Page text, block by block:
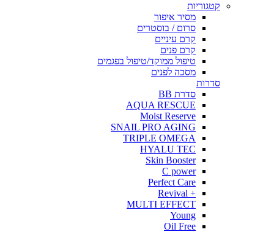
קטגוריות
מסיר איפור
סרום / בוסטרים
קרם עיניים
קרם פנים
טיפול ממוקד/טיפול בפגמים
מסכה לפנים
סדרות
סדרת BB
AQUA RESCUE
Moist Reserve
SNAIL PRO AGING
TRIPLE OMEGA
HYALU TEC
Skin Booster
C power
Perfect Care
+ Revival
MULTI EFFECT
Young
Oil Free